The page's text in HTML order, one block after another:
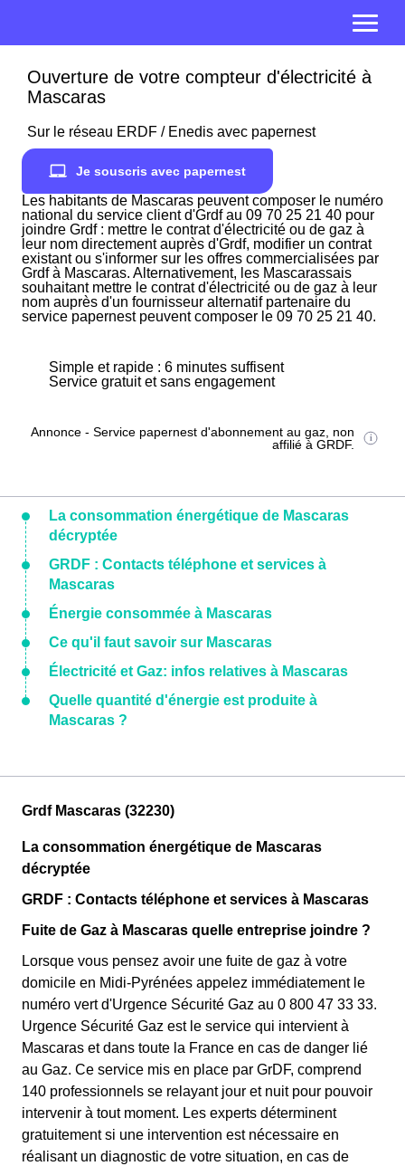
Ouverture de votre compteur d'électricité à
Mascaras
Sur le réseau ERDF / Enedis avec papernest
Je souscris avec papernest
Les habitants de Mascaras peuvent composer le numéro
national du service client d'Grdf au 09 70 25 21 40 pour
joindre Grdf : mettre le contrat d'électricité ou de gaz à
leur nom directement auprès d'Grdf, modifier un contrat
existant ou s'informer sur les offres commercialisées par
Grdf à Mascaras. Alternativement, les Mascarassais
souhaitant mettre le contrat d'électricité ou de gaz à leur
nom auprès d'un fournisseur alternatif partenaire du
service papernest peuvent composer le 09 70 25 21 40.
Simple et rapide : 6 minutes suffisent
Service gratuit et sans engagement
Annonce - Service papernest d'abonnement au gaz, non
affilié à GRDF.
La consommation énergétique de Mascaras
décryptée
GRDF : Contacts téléphone et services à
Mascaras
Énergie consommée à Mascaras
Ce qu'il faut savoir sur Mascaras
Électricité et Gaz: infos relatives à Mascaras
Quelle quantité d'énergie est produite à
Mascaras ?
Grdf Mascaras (32230)
La consommation énergétique de Mascaras
décryptée
GRDF : Contacts téléphone et services à Mascaras
Fuite de Gaz à Mascaras quelle entreprise joindre ?
Lorsque vous pensez avoir une fuite de gaz à votre
domicile en Midi-Pyrénées appelez immédiatement le
numéro vert d'Urgence Sécurité Gaz au 0 800 47 33 33.
Urgence Sécurité Gaz est le service qui intervient à
Mascaras et dans toute la France en cas de danger lié
au Gaz. Ce service mis en place par GrDF, comprend
140 professionnels se relayant jour et nuit pour pouvoir
intervenir à tout moment. Les experts déterminent
gratuitement si une intervention est nécessaire en
réalisant un diagnostic de votre situation, en cas de